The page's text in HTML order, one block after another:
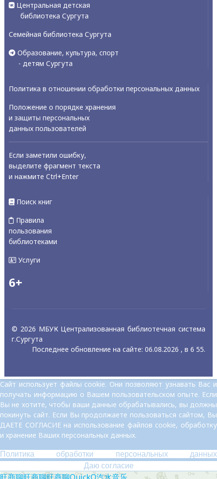
Центральная детская
библиотека Сургута
Семейная библиотека Сургута
Образование, культура, спорт
- детям Сургута
Политика в отношении обработки персональных данных
Положение о порядке хранения
и защиты персональных
данных пользователей
Если заметили ошибку,
выделите фрагмент текста
и нажмите Ctrl+Enter
Поиск книг
Правила
пользования
библиотеками
Услуги
6+
© 2026 МБУК Централизованная библиотечная система
г.Сургута
Последнее обновление на сайте: 06.08.2026 , в 6 55.
Сайт использует файлы cookie. Они позволяют узнавать Вас и
получать информацию о Вашем пользовательском опыте. Если
Вы не хотите, чтобы ваши данные обрабатывались, вы должны
покинуть сайт. Если Вы продолжаете пользоваться сайтом, Вы
ДАЕТЕ СОГЛАСИЕ на использование файлов cookie, обработку
и хранение Ваших персональных данных.
Политика обработки персональных данных
Даю согласие